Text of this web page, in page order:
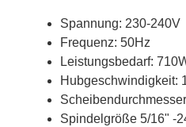
Spannung: 230-240V
Frequenz: 50Hz
Leistungsbedarf:
Hubgeschwindigkeit:
Spindelgröße 5/16" -